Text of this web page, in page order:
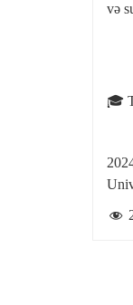
və
🎓